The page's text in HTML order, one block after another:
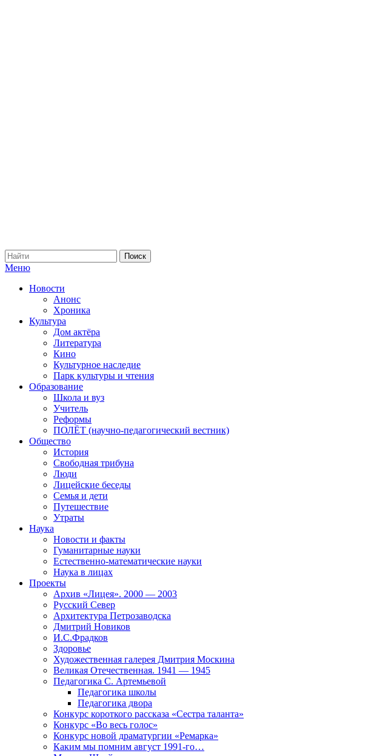
Меню
Новости
Анонс
Хроника
Культура
Дом актёра
Литература
Кино
Культурное наследие
Парк культуры и чтения
Образование
Школа и вуз
Учитель
Реформы
ПОЛЁТ (научно-педагогический вестник)
Общество
История
Свободная трибуна
Люди
Лицейские беседы
Семья и дети
Путешествие
Утраты
Наука
Новости и факты
Гуманитарные науки
Естественно-математические науки
Наука в лицах
Проекты
Архив «Лицея». 2000 — 2003
Русский Север
Архитектура Петрозаводска
Дмитрий Новиков
И.С.Фрадков
Здоровье
Художественная галерея Дмитрия Москина
Великая Отечественная. 1941 — 1945
Педагогика С. Артемьевой
Педагогика школы
Педагогика двора
Конкурс короткого рассказа «Сестра таланта»
Конкурс «Во весь голос»
Конкурс новой драматургии «Ремарка»
Каким мы помним август 1991-го…